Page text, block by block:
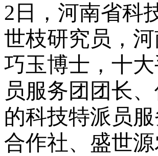
2 日，河南省科
世枝研究员，
巧玉博士，十
员服务团团长
的科技特派员
合作社、盛世